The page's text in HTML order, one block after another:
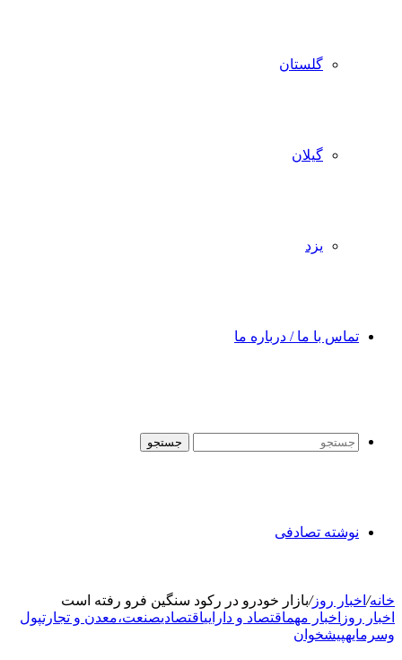
گلستان
گیلان
یزد
تماس با ما / درباره ما
جستجو
نوشته تصادفی
خانه/ اخبار روز/بازار خودرو در رکود سنگین فرو رفته است
اخبار روز اخبار مهماقتصاد و داراییاقتصادیصنعت،معدن و تجارتپول
وسرمایهپیشخوان